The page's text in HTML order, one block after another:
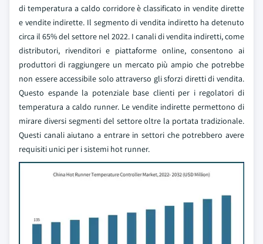
di temperatura a caldo corridore è classificato in vendite dirette
e vendite indirette. Il segmento di vendita indiretto ha detenuto
circa il 65% del settore nel 2022. I canali di vendita indiretti, come
distributori, rivenditori e piattaforme online, consentono ai
produttori di raggiungere un mercato più ampio che potrebbe
non essere accessibile solo attraverso gli sforzi diretti di vendita.
Questo espande la potenziale base clienti per i regolatori di
temperatura a caldo runner. Le vendite indirette permettono di
mirare diversi segmenti del settore oltre la portata tradizionale.
Questi canali aiutano a entrare in settori che potrebbero avere
requisiti unici per i sistemi hot runner.